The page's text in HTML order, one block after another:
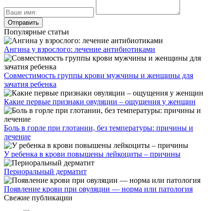
Популярные статьи
Ангина у взрослого: лечение антибиотиками
Совместимость группы крови мужчины и женщины для
зачатия ребенка
Какие первые признаки овуляции – ощущения у женщин
Боль в горле при глотании, без температуры: причины и
лечение
У ребенка в крови повышены лейкоциты – причины
Периоральный дерматит
Появление крови при овуляции — норма или патология
Свежие публикации